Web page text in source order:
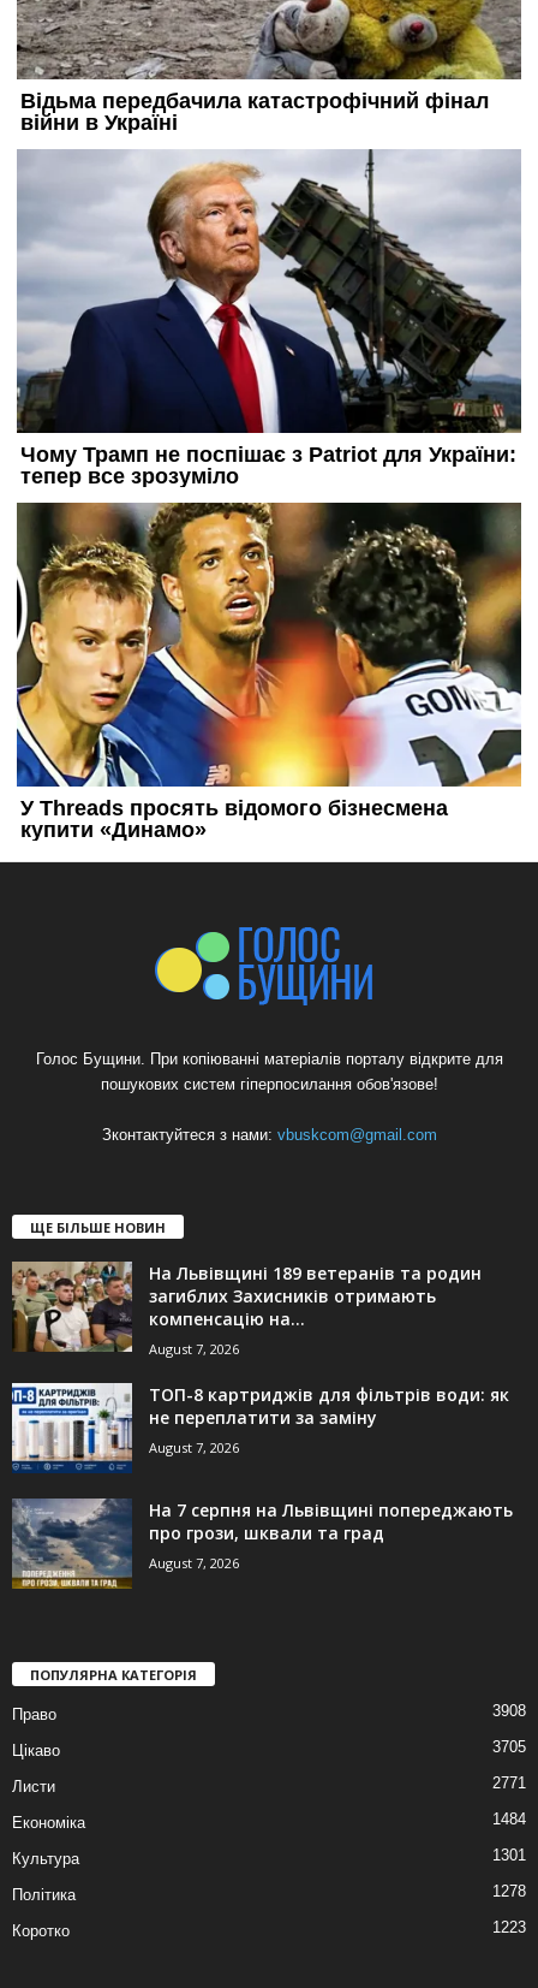
Голос Бущини. При копіюванні матеріалів порталу відкрите для
пошукових систем гіперпосилання обов'язове!
Зконтактуйтеся з нами: vbuskcom@gmail.com
ЩЕ БІЛЬШЕ НОВИН
На Львівщині 189 ветеранів та родин
загиблих Захисників отримають
компенсацію на...
August 7, 2026
ТОП-8 картриджів для фільтрів води: як
не переплатити за заміну
August 7, 2026
На 7 серпня на Львівщині попереджають
про грози, шквали та град
August 7, 2026
ПОПУЛЯРНА КАТЕГОРІЯ
Право 3908
Цікаво 3705
Листи 2771
Економіка 1484
Культура 1301
Політика 1278
Коротко 1223